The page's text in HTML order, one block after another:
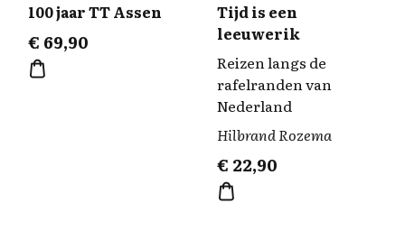
100 jaar TT Assen
€ 69,90
Tijd is een
leeuwerik
Reizen langs de
rafelranden van
Nederland
Hilbrand Rozema
€ 22,90